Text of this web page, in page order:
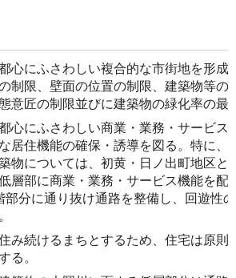
心にふさわしい複合的な市街地を形成
制限、壁面の位置の制限、建築物等の
意匠の制限並びに建築物の緑化率の最
心にふさわしい商業・業務・サービス
居住機能の確保・誘導を図る。特に、
物については、初黄・日ノ出町地区と
層部に商業・業務・サービス機能を配
部分に通り抜け通路を整備し、回遊性
み続けるまちとするため、住宅は原則
る。